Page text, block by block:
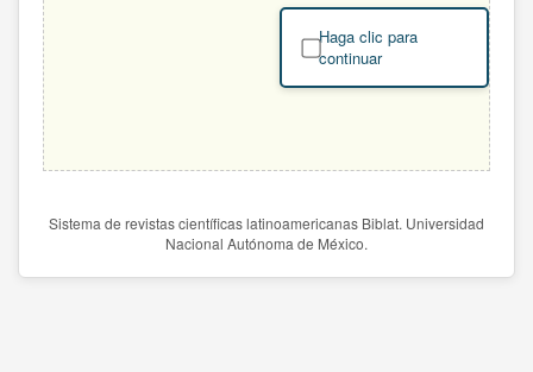
Haga clic para
continuar
Sistema de revistas científicas latinoamericanas Biblat. Universidad
Nacional Autónoma de México.